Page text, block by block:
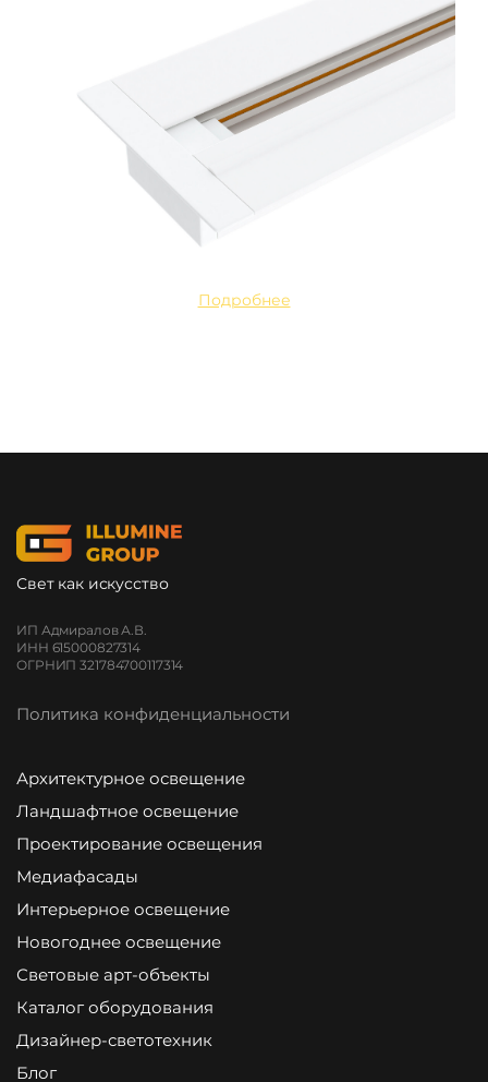
Подробнее
Свет как искусство
ИП Адмиралов А.В.
ИНН 615000827314
ОГРНИП 321784700117314
Политика конфиденциальности
Архитектурное освещение
Ландшафтное освещение
Проектирование освещения
Медиафасады
Интерьерное освещение
Новогоднее освещение
Световые арт-объекты
Каталог оборудования
Дизайнер-светотехник
Блог